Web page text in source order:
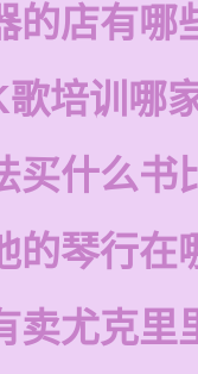
的店有哪
培训哪
买什么书
的琴行在
卖尤克里